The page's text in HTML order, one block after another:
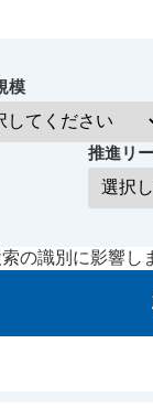
模
推進リ
の識別に影響し